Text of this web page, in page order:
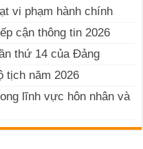
vi phạm hành chính
cận thông tin 2026
thứ 14 của Đảng
tịch năm 2026
lĩnh vực hôn nhân và